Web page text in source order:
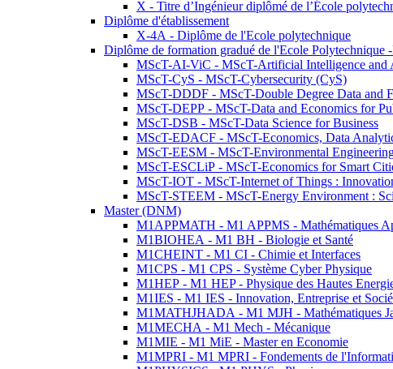
X - Titre d’Ingénieur diplômé de l’École
Diplôme d'établissement
X-4A - Diplôme de l'Ecole polytechnique
Diplôme de formation gradué de l'Ecole Polytechnique
MScT-AI-ViC - MScT-Artificial Intelligence and
MScT-CyS - MScT-Cybersecurity (CyS)
MScT-DDDF - MScT-Double Degree Data and
MScT-DEPP - MScT-Data and Economics for
MScT-DSB - MScT-Data Science for Business
MScT-EDACF - MScT-Economics, Data
MScT-EESM - MScT-Environmental
MScT-ESCLiP - MScT-Economics for Smart
MScT-IOT - MScT-Internet of Things :
MScT-STEEM - MScT-Energy Environment :
Master (DNM)
M1APPMATH - M1 APPMS - Mathématiques
M1BIOHEA - M1 BH - Biologie et Santé
M1CHEINT - M1 CI - Chimie et Interfaces
M1CPS - M1 CPS - Système Cyber Physique
M1HEP - M1 HEP - Physique des Hautes
M1IES - M1 IES - Innovation, Entreprise et
M1MATHJHADA - M1 MJH - Mathématiques
M1MECHA - M1 Mech - Mécanique
M1MIE - M1 MiE - Master en Economie
M1MPRI - M1 MPRI - Fondements de